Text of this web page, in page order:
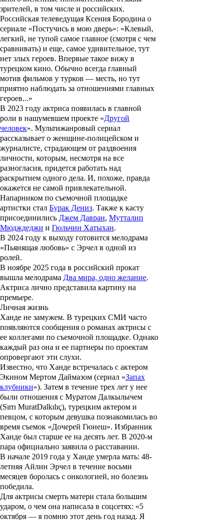
зрителей, в том числе и российских.
Российская телеведущая Ксения Бородина о
сериале «Постучись в мою дверь»: «Клевый,
легкий, не тупой самое главное (смотря с чем
сравнивать) и еще, самое удивительное, тут
нет злых героев. Впервые такое вижу в
турецком кино. Обычно всегда главный
мотив фильмов у турков — месть, но тут
приятно наблюдать за отношениями главных
героев...»
В 2023 году актриса появилась в главной
роли в нашумевшем проекте «Другой
человек». Мультижанровый сериал
рассказывает о женщине-полицейском и
журналисте, страдающем от раздвоения
личности, которым, несмотря на все
разногласия, придется работать над
раскрытием одного дела. И, похоже, правда
окажется не самой привлекательной.
Напарником по съемочной площадке
артистки стал Бурак Дениз. Также к касту
присоединились Джем Давран, Мутталип
Мюдждеджи и Гюльчин Хатыхан.
В 2024 году к выходу готовится мелодрама
«Пьянящая любовь» с Эрчел в одной из
ролей.
В ноябре 2025 года в российский прокат
вышла мелодрама Два мира, одно желание.
Актриса лично представила картину на
премьере.
Личная жизнь
Ханде не замужем. В турецких СМИ часто
появляются сообщения о романах актрисы с
ее коллегами по съемочной площадке. Однако
каждый раз она и ее партнеры по проектам
опровергают эти слухи.
Известно, что Ханде встречалась с актером
Экином Мертом Даймазом (сериал «Запах
клубники»). Затем в течение трех лет у нее
были отношения с Муратом Далкылычем
(Sırrı MuratDalkılıç), турецким актером и
певцом, с которым девушка познакомилась во
время съемок «Дочерей Гюнеш». Избранник
Ханде был старше ее на десять лет. В 2020-м
пара официально заявила о расставании.
В начале 2019 года у Ханде умерла мать: 48-
летняя Айлин Эрчел в течение восьми
месяцев боролась с онкологией, но болезнь
победила.
Для актрисы смерть матери стала большим
ударом, о чем она написала в соцсетях: «5
октября — я помню этот день год назад. Я